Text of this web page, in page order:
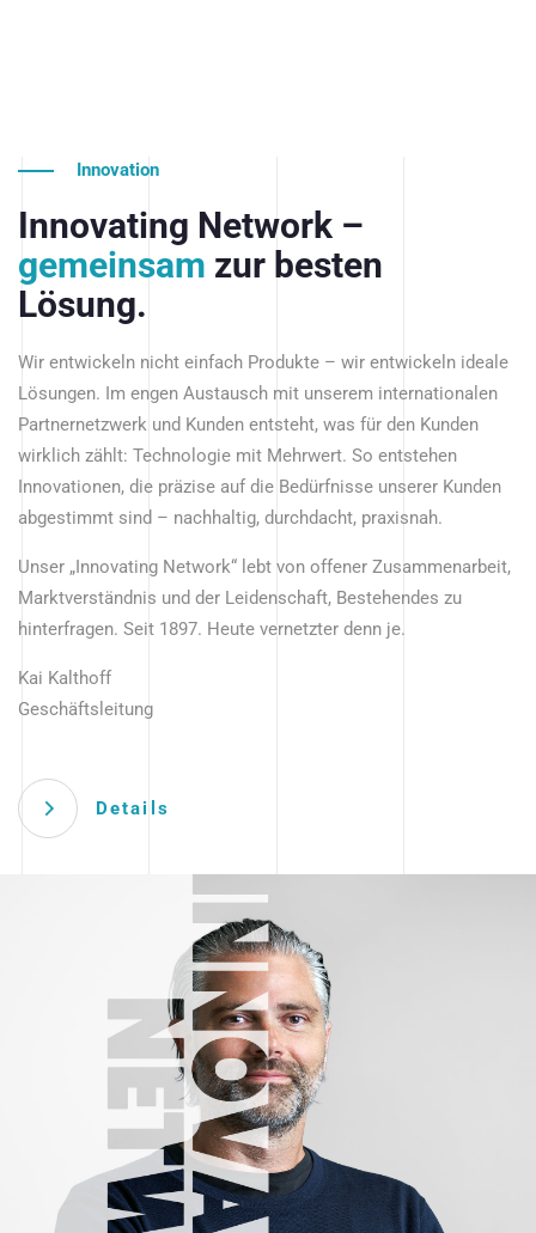
Innovation
Innovating Network –
gemeinsam zur besten
Lösung.
Wir entwickeln nicht einfach Produkte – wir entwickeln ideale
Lösungen. Im engen Austausch mit unserem internationalen
Partnernetzwerk und Kunden entsteht, was für den Kunden
wirklich zählt: Technologie mit Mehrwert. So entstehen
Innovationen, die präzise auf die Bedürfnisse unserer Kunden
abgestimmt sind – nachhaltig, durchdacht, praxisnah.
Unser „Innovating Network“ lebt von offener Zusammenarbeit,
Marktverständnis und der Leidenschaft, Bestehendes zu
hinterfragen. Seit 1897. Heute vernetzter denn je.
Kai Kalthoff
Geschäftsleitung
Details